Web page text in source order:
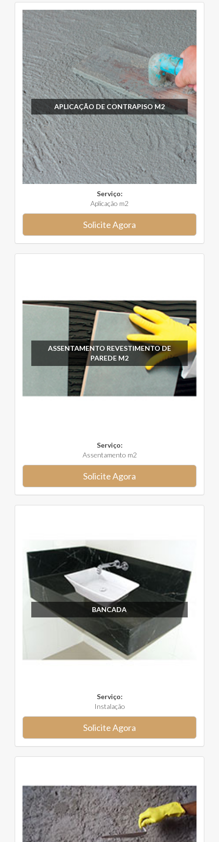
APLICAÇÃO DE CONTRAPISO M2
Serviço:
Aplicação m2
Solicite Agora
ASSENTAMENTO REVESTIMENTO DE
PAREDE M2
Serviço:
Assentamento m2
Solicite Agora
BANCADA
Serviço:
Instalação
Solicite Agora